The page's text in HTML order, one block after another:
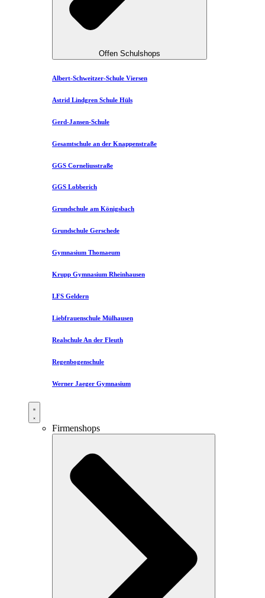
Offen Schulshops
Albert-Schweitzer-Schule Viersen
Astrid Lindgren Schule Hüls
Gerd-Jansen-Schule
Gesamtschule an der Knappenstraße
GGS Corneliusstraße
GGS Lobberich
Grundschule am Königsbach
Grundschule Gerschede
Gymnasium Thomaeum
Krupp Gymnasium Rheinhausen
LFS Geldern
Liebfrauenschule Mülhausen​
Realschule An der Fleuth
Regenbogenschule
Werner Jaeger Gymnasium
Firmenshops